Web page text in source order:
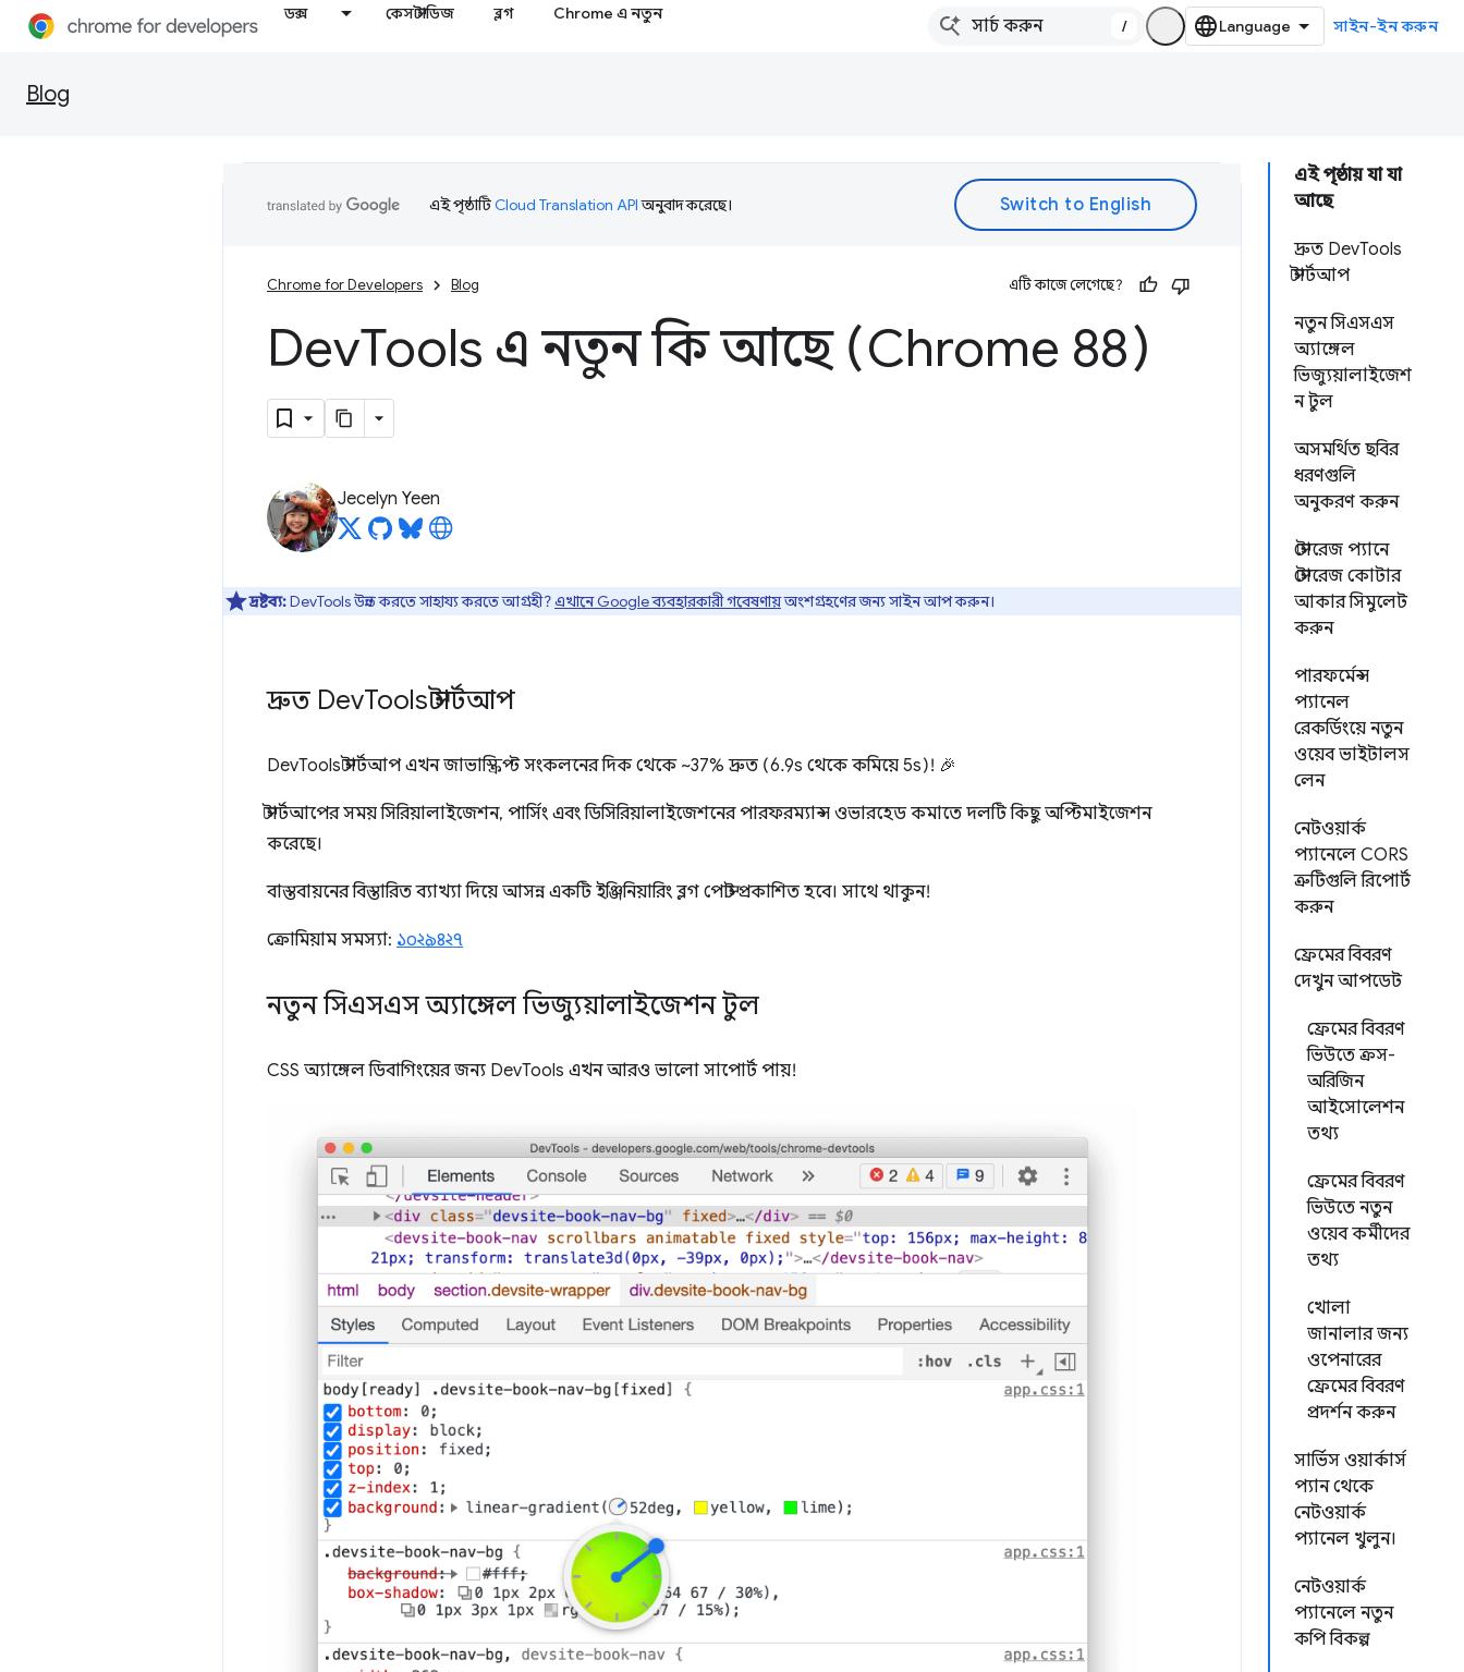
ডক্স কেস স্টাডিজ ব্লগ Chrome এ নতুন
/ সাইন-ইন করুন
Blog
এই পৃষ্ঠায় যা যা
আছে
দ্রুত DevTools
স্টার্টআপ
নতুন সিএসএস
অ্যাঙ্গেল
ভিজ্যুয়ালাইজেশ
ন টুল
অসমর্থিত ছবির
ধরণগুলি
অনুকরণ করুন
স্টোরেজ প্যানে
স্টোরেজ কোটার
আকার সিমুলেট
করুন
পারফর্মেন্স
প্যানেল
রেকর্ডিংয়ে নতুন
ওয়েব ভাইটালস
লেন
নেটওয়ার্ক
প্যানেলে CORS
ত্রুটিগুলি রিপোর্ট
করুন
ফ্রেমের বিবরণ
দেখুন আপডেট
ফ্রেমের বিবরণ
ভিউতে ক্রস-
অরিজিন
আইসোলেশন
তথ্য
ফ্রেমের বিবরণ
ভিউতে নতুন
ওয়েব কর্মীদের
তথ্য
খোলা
জানালার জন্য
ওপেনারের
ফ্রেমের বিবরণ
প্রদর্শন করুন
সার্ভিস ওয়ার্কার্স
প্যান থেকে
নেটওয়ার্ক
প্যানেল খুলুন।
নেটওয়ার্ক
প্যানেলে নতুন
কপি বিকল্প
এই পৃষ্ঠাটিCloud Translation APIঅনুবাদ করেছে।
Chrome for Developers Blog এটি কাজে লেগেছে?
DevTools এ নতুন কি আছে (Chrome 88)
Jecelyn Yeen
দ্রষ্টব্য:DevTools উন্নত করতে সাহায্য করতে আগ্রহী?এখানে Google ব্যবহারকারী গবেষণায়অংশগ্রহণের জন্য সাইন আপ করুন।
দ্রুত DevTools স্টার্টআপ
DevTools স্টার্টআপ এখন জাভাস্ক্রিপ্ট সংকলনের দিক থেকে ~37% দ্রুত (6.9s থেকে কমিয়ে 5s)! 🎉
স্টার্টআপের সময় সিরিয়ালাইজেশন, পার্সিং এবং ডিসিরিয়ালাইজেশনের পারফরম্যান্স ওভারহেড কমাতে দলটি কিছু অপ্টিমাইজেশন
করেছে।
বাস্তবায়নের বিস্তারিত ব্যাখ্যা দিয়ে আসন্ন একটি ইঞ্জিনিয়ারিং ব্লগ পোস্ট প্রকাশিত হবে। সাথে থাকুন!
ক্রোমিয়াম সমস্যা: ১০২৯৪২৭
নতুন সিএসএস অ্যাঙ্গেল ভিজ্যুয়ালাইজেশন টুল
CSS অ্যাঙ্গেল ডিবাগিংয়ের জন্য DevTools এখন আরও ভালো সাপোর্ট পায়!